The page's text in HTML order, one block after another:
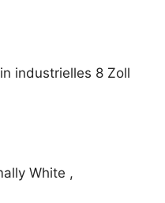
industrielles 8 Zoll
White ,